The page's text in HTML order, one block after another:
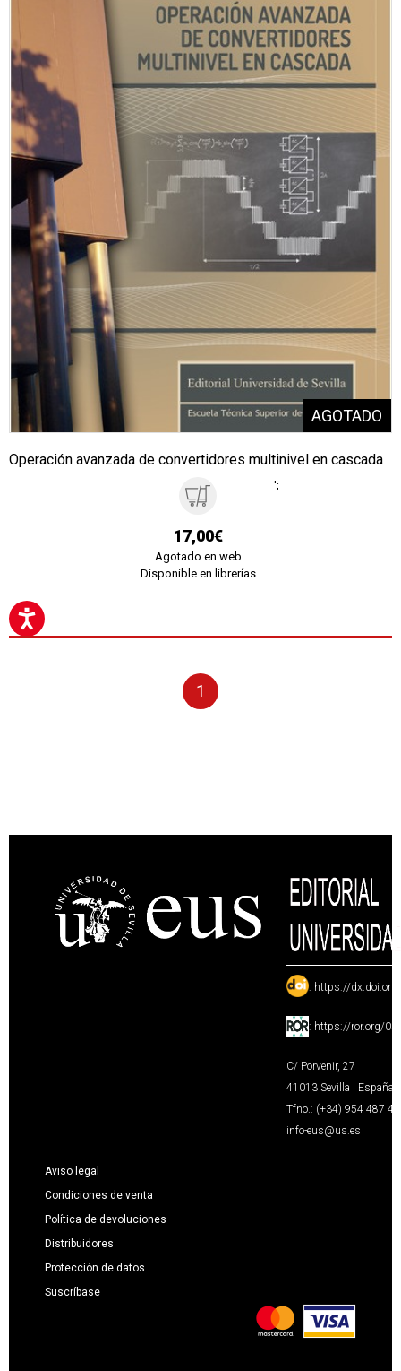
Operación avanzada de convertidores multinivel en cascada
17,00€
Agotado en web
Disponible en librerías
';
1
: https://
: https://ror.org/
C/ Porvenir, 27
41013 Sevilla · España
Tfno.: (+34) 954 487
info-eus@us.es
Aviso legal
Condiciones de venta
Política de devoluciones
Distribuidores
Protección de datos
Suscríbase